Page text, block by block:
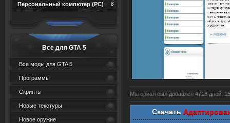
Персональный компютер (PC)
Все для GTA 5
Все моды для GTA 5
Программы
Скрипты
Новые текстуры
Новое оружие
Материал был добавлен 4718 дней,
Скачать